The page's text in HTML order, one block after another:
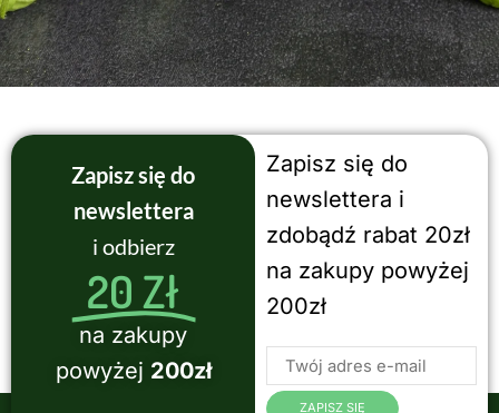
Zapisz się do
newslettera
i odbierz
20 Zł
na zakupy
powyżej 200zł
Zapisz się do
newslettera i
zdobądź rabat 20zł
na zakupy powyżej
200zł